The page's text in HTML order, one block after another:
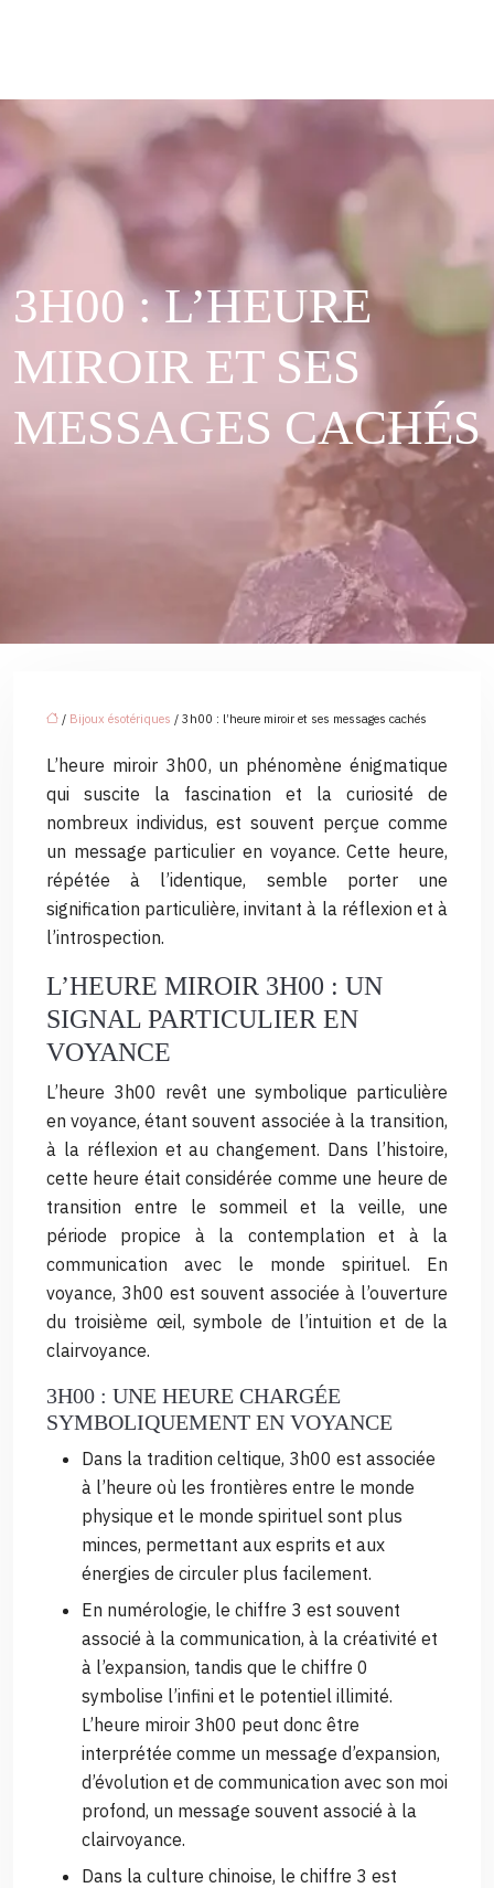
3H00 : L’HEURE
MIROIR ET SES
MESSAGES CACHÉS
/ Bijoux ésotériques / 3h00 : l’heure miroir et ses messages cachés
L’heure miroir 3h00, un phénomène énigmatique
qui suscite la fascination et la curiosité de
nombreux individus, est souvent perçue comme
un message particulier en voyance. Cette heure,
répétée à l’identique, semble porter une
signification particulière, invitant à la réflexion et à
l’introspection.
L’HEURE MIROIR 3H00 : UN
SIGNAL PARTICULIER EN
VOYANCE
L’heure 3h00 revêt une symbolique particulière
en voyance, étant souvent associée à la transition,
à la réflexion et au changement. Dans l’histoire,
cette heure était considérée comme une heure de
transition entre le sommeil et la veille, une
période propice à la contemplation et à la
communication avec le monde spirituel. En
voyance, 3h00 est souvent associée à l’ouverture
du troisième œil, symbole de l’intuition et de la
clairvoyance.
3H00 : UNE HEURE CHARGÉE
SYMBOLIQUEMENT EN VOYANCE
Dans la tradition celtique, 3h00 est associée
à l’heure où les frontières entre le monde
physique et le monde spirituel sont plus
minces, permettant aux esprits et aux
énergies de circuler plus facilement.
En numérologie, le chiffre 3 est souvent
associé à la communication, à la créativité et
à l’expansion, tandis que le chiffre 0
symbolise l’infini et le potentiel illimité.
L’heure miroir 3h00 peut donc être
interprétée comme un message d’expansion,
d’évolution et de communication avec son moi
profond, un message souvent associé à la
clairvoyance.
Dans la culture chinoise, le chiffre 3 est